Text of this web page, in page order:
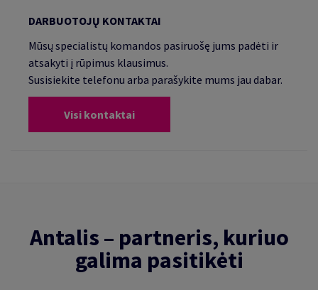
DARBUOTOJŲ KONTAKTAI
Mūsų specialistų komandos pasiruošę jums padėti ir
atsakyti į rūpimus klausimus.
Susisiekite telefonu arba parašykite mums jau dabar.
Visi kontaktai
Antalis – partneris, kuriuo
galima pasitikėti